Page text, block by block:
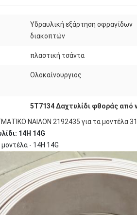
Υδραυλική εξάρτηση σφραγίδων
διακοπτών
πλαστική τσάντα
Ολοκαίνουργιος
5Τ7134 Δαχτυλίδι φθοράς από
ΝΑΙΛΟΝ 2192435 για τα μοντέλα
14H 14G
μοντέλα - 14H 14G